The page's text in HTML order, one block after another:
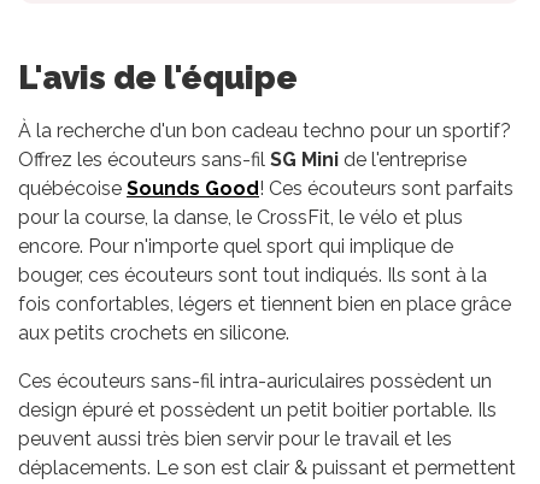
L'avis de l'équipe
À la recherche d'un bon cadeau techno pour un sportif?
Offrez les écouteurs sans-fil SG Mini de l'entreprise
québécoise Sounds Good! Ces écouteurs sont parfaits
pour la course, la danse, le CrossFit, le vélo et plus
encore. Pour n'importe quel sport qui implique de
bouger, ces écouteurs sont tout indiqués. Ils sont à la
fois confortables, légers et tiennent bien en place grâce
aux petits crochets en silicone.
Ces écouteurs sans-fil intra-auriculaires possèdent un
design épuré et possèdent un petit boitier portable. Ils
peuvent aussi très bien servir pour le travail et les
déplacements. Le son est clair & puissant et permettent